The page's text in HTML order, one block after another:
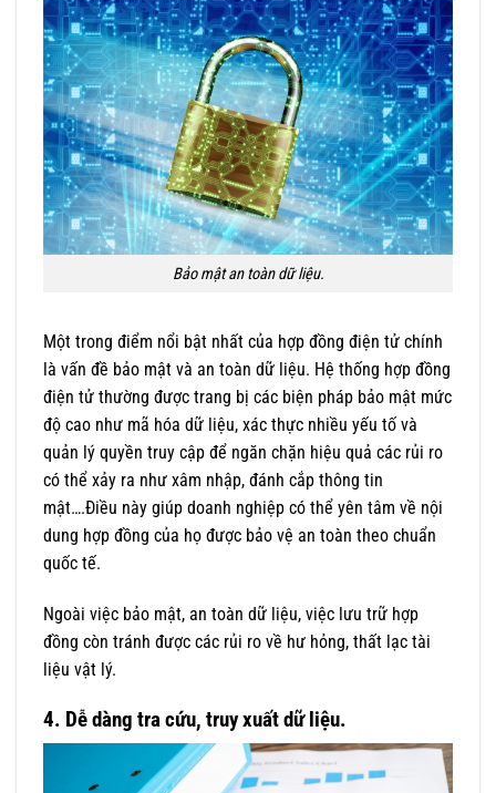
Bảo mật an toàn dữ liệu.
Một trong điểm nổi bật nhất của hợp đồng điện tử chính
là vấn đề bảo mật và an toàn dữ liệu. Hệ thống hợp đồng
điện tử thường được trang bị các biện pháp bảo mật mức
độ cao như mã hóa dữ liệu, xác thực nhiều yếu tố và
quản lý quyền truy cập để ngăn chặn hiệu quả các rủi ro
có thể xảy ra như xâm nhập, đánh cắp thông tin
mật….Điều này giúp doanh nghiệp có thể yên tâm về nội
dung hợp đồng của họ được bảo vệ an toàn theo chuẩn
quốc tế.
Ngoài việc bảo mật, an toàn dữ liệu, việc lưu trữ hợp
đồng còn tránh được các rủi ro về hư hỏng, thất lạc tài
liệu vật lý.
4. Dễ dàng tra cứu, truy xuất dữ liệu.